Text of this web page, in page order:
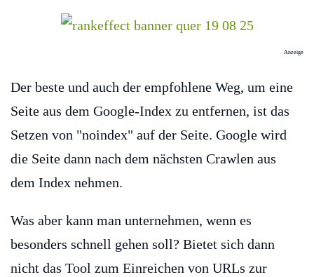
Anzeige
Der beste und auch der empfohlene Weg, um eine
Seite aus dem Google-Index zu entfernen, ist das
Setzen von "noindex" auf der Seite. Google wird
die Seite dann nach dem nächsten Crawlen aus
dem Index nehmen.
Was aber kann man unternehmen, wenn es
besonders schnell gehen soll? Bietet sich dann
nicht das Tool zum Einreichen von URLs zur